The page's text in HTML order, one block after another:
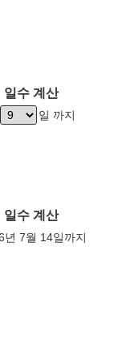
일수 계산
일 까지
일수 계산
년 7월 14일까지